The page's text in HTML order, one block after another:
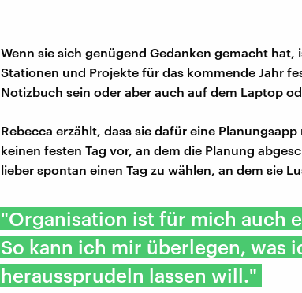
Wenn sie sich genügend Gedanken gemacht
Stationen und Projekte für das kommende Jahr
Notizbuch sein oder aber auch auf dem Laptop
Rebecca erzählt, dass sie dafür eine
keinen festen Tag vor, an dem die Planung
lieber spontan einen Tag zu wählen, an dem sie
"Organisation ist für mich auch
So kann ich mir überlegen, was
heraussprudeln lassen will."